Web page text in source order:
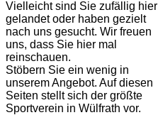
Vielleicht sind Sie zufällig hier
gelandet oder haben gezielt
nach uns gesucht. Wir freuen
uns, dass Sie hier mal
reinschauen.
Stöbern Sie ein wenig in
unserem Angebot. Auf diesen
Seiten stellt sich der größte
Sportverein in Wülfrath vor.